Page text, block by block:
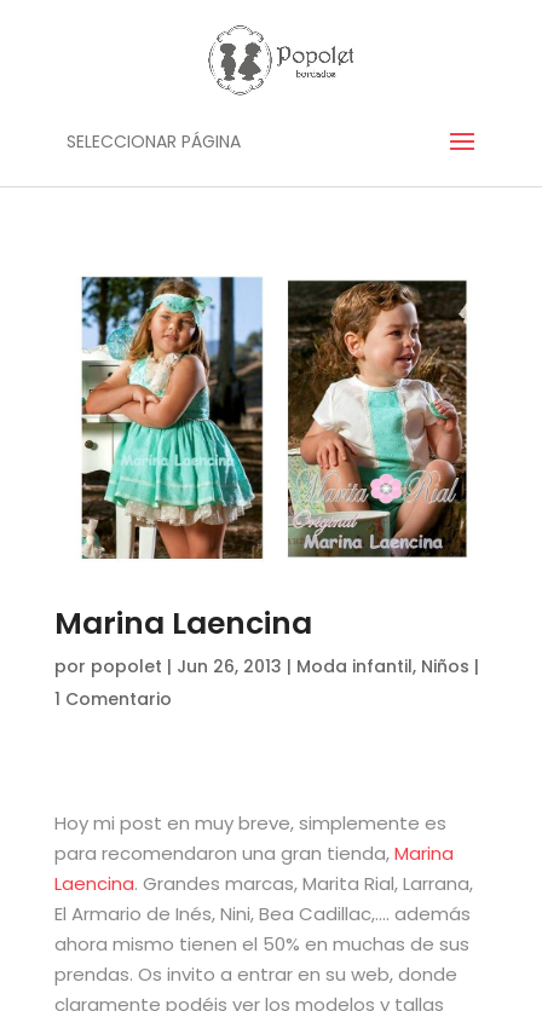
SELECCIONAR PÁGINA
Marina Laencina
por popolet | Jun 26, 2013 | Moda infantil, Niños |
1 Comentario
Hoy mi post en muy breve, simplemente es
para recomendaron una gran tienda,Marina
Laencina. Grandes marcas, Marita Rial, Larrana,
El Armario de Inés, Nini, Bea Cadillac,…. además
ahora mismo tienen el 50% en muchas de sus
prendas. Os invito a entrar en su web, donde
claramente podéis ver los modelos y tallas